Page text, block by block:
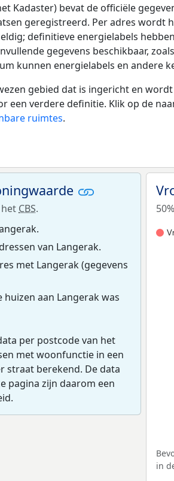
Kadaster) bevat de officiële
geregistreerd. Per adres wordt
definitieve energielabels
gegevens beschikbaar,
kunnen energielabels en
gebied dat is ingericht en
een verdere definitie. Klik op de
ruimtes.
CBS.
van Langerak.
met Langerak (gegevens
huizen aan Langerak was
per postcode van het
met woonfunctie in een
straat berekend. De data
pagina zijn daarom een
in